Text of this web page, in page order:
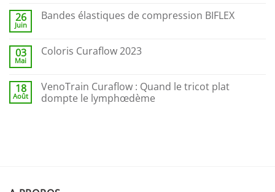
26
Juin
Bandes élastiques de compression BIFLEX
03
Mai
Coloris Curaflow 2023
18
Août
VenoTrain Curaflow : Quand le tricot plat
dompte le lymphœdème